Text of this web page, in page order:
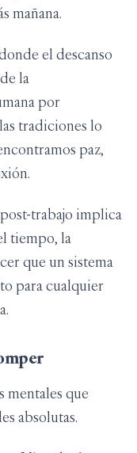
mañana.
el descanso
la
por
tradiciones lo
paz,
trabajo implica
tiempo, la
que un sistema
para cualquier
mentales que
absolutas.